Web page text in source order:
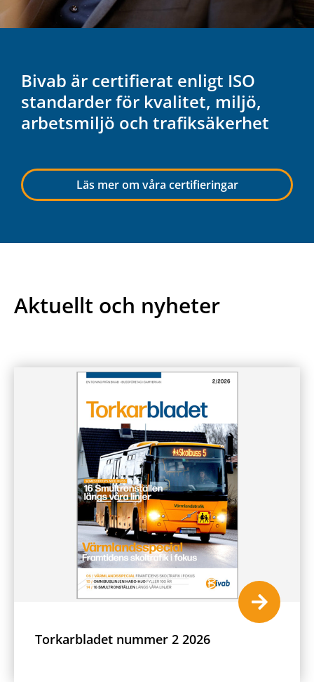
Bivab är certifierat enligt ISO
standarder för kvalitet, miljö,
arbetsmiljö och trafiksäkerhet
Läs mer om våra certifieringar
Aktuellt och nyheter
Torkarbladet nummer 2 2026